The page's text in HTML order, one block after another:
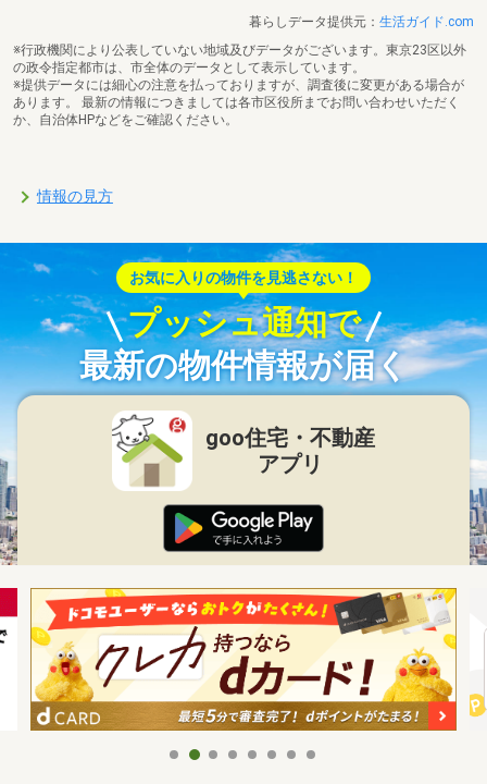
暮らしデータ提供元： 生活ガイド.com
※行政機関により公表していない地域及びデータがございます。東京23区以外
の政令指定都市は、市全体のデータとして表示しています。
※提供データには細心の注意を払っておりますが、調査後に変更がある場合が
あります。 最新の情報につきましては各市区役所までお問い合わせいただく
か、自治体HPなどをご確認ください。
情報の見方
お気に入りの物件を見逃さない！
プッシュ通知で
最新の物件情報が届く
goo住宅・不動産
アプリ